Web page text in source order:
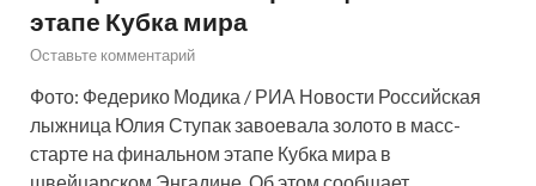
этапе Кубка мира
Оставьте комментарий
Фото: Федерико Модика / РИА Новости Российская
лыжница Юлия Ступак завоевала золото в масс-
старте на финальном этапе Кубка мира в